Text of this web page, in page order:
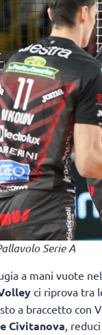
Serie A
a mani vuote
ci riprova tra
a braccetto con
Civitanova,